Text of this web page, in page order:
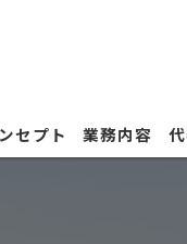
セプト 業務内容